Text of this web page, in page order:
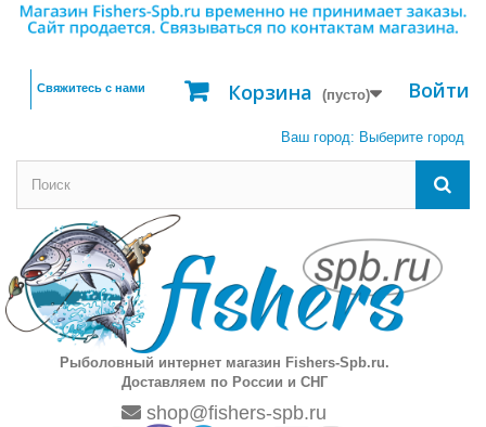
Войти
Корзина (пусто)
Свяжитесь с нами
Ваш город: Выберите город
Рыболовный интернет магазин Fishers-Spb.ru.
Доставляем по России и СНГ
shop@fishers-spb.ru